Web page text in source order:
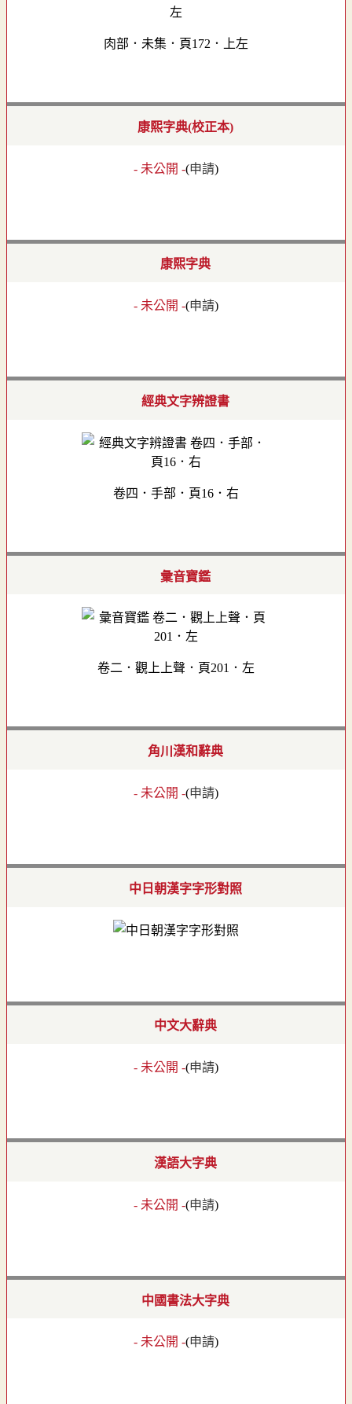
肉部．未集．頁172．上左
康熙字典(校正本)
- 未公開 -(申請)
康熙字典
- 未公開 -(申請)
經典文字辨證書
卷四．手部．頁16．右
彙音寶鑑
卷二．觀上上聲．頁201．左
角川漢和辭典
- 未公開 -(申請)
中日朝漢字字形對照
中文大辭典
- 未公開 -(申請)
漢語大字典
- 未公開 -(申請)
中國書法大字典
- 未公開 -(申請)